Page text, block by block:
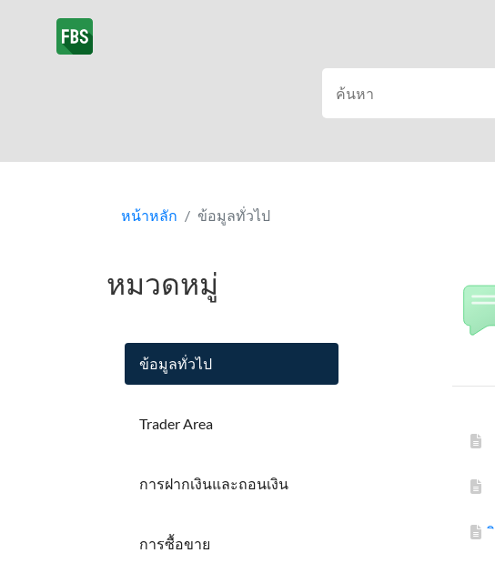
หน้าหลัก ข้อมูลทั่วไป
หมวดหมู่
ข้อมูลทั่วไป
Trader Area
การฝากเงินและถอนเงิน
การซื้อขาย